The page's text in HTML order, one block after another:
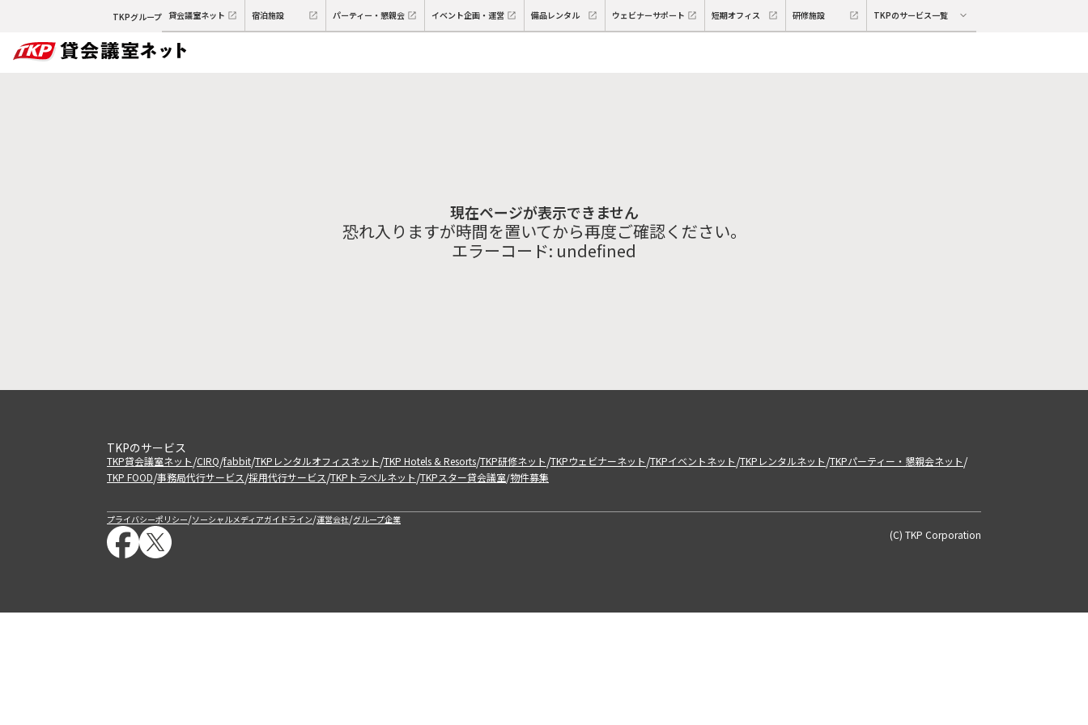
TKPグループ 貸会議室ネット 宿泊施設 パーティー・懇親会 イベント企画・運営 備品レンタル ウェビナーサポート 短期オフィス 研修施設 TKPのサービス一覧
現在ページが表示できません
恐れ入りますが時間を置いてから再度ご確認ください。
エラーコード: undefined
TKPのサービス
TKP貸会議室ネット/CIRQ/fabbit/TKPレンタルオフィスネット/TKP Hotels & Resorts/TKP研修ネット/TKPウェビナーネット/TKPイベントネット/TKPレンタルネット/TKPパーティー・懇親会ネット/
TKP FOOD/事務局代行サービス/採用代行サービス/TKPトラベルネット/TKPスター貸会議室/物件募集
プライバシーポリシー/ソーシャルメディアガイドライン/運営会社/グループ企業
(C) TKP Corporation